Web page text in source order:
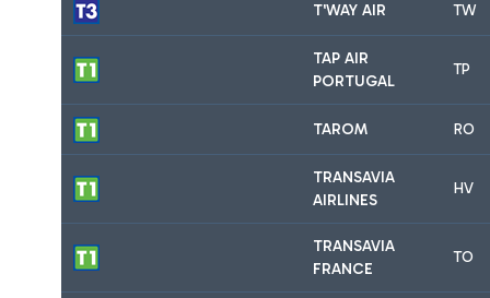
T'WAY AIR TW
TAP AIR
PORTUGAL
TP
TAROM RO
TRANSAVIA
AIRLINES
HV
TRANSAVIA
FRANCE
TO